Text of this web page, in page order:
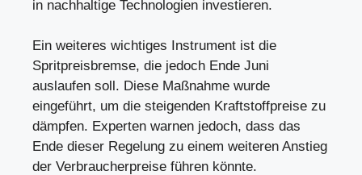
in nachhaltige Technologien investieren.
Ein weiteres wichtiges Instrument ist die
Spritpreisbremse, die jedoch Ende Juni
auslaufen soll. Diese Maßnahme wurde
eingeführt, um die steigenden Kraftstoffpreise zu
dämpfen. Experten warnen jedoch, dass das
Ende dieser Regelung zu einem weiteren Anstieg
der Verbraucherpreise führen könnte.